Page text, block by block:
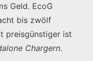
Geld. EcoG
bis zwölf
preisgünstiger ist
Chargern.